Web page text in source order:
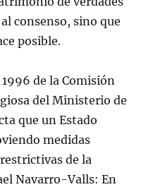
consenso, sino que
posible.
de la Comisión
del Ministerio de
que un Estado
medidas
de la
Navarro-Valls: En